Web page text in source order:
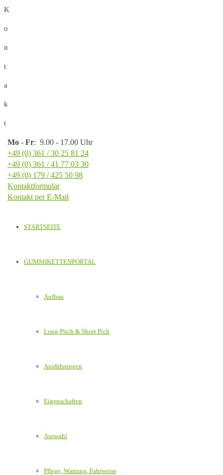
K
o
n
t
a
k
t
Mo - Fr: 9.00 - 17.00 Uhr
+49 (0) 361 / 30 25 81 24
+49 (0) 361 / 41 77 03 30
+49 (0) 179 / 425 50 98
Kontaktformular
Kontakt per E-Mail
STARTSEITE
GUMMIKETTENPORTAL
Aufbau
Long Pitch & Short Pich
Ausführungen
Eigenschaften
Auswahl
Pflege, Wartung, Fahrweise